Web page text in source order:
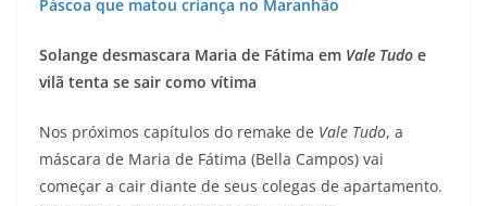
Páscoa que matou criança no Maranhão
Solange desmascara Maria de Fátima em Vale Tudo e
vilã tenta se sair como vítima
Nos próximos capítulos do remake de Vale Tudo, a
máscara de Maria de Fátima (Bella Campos) vai
começar a cair diante de seus colegas de apartamento.